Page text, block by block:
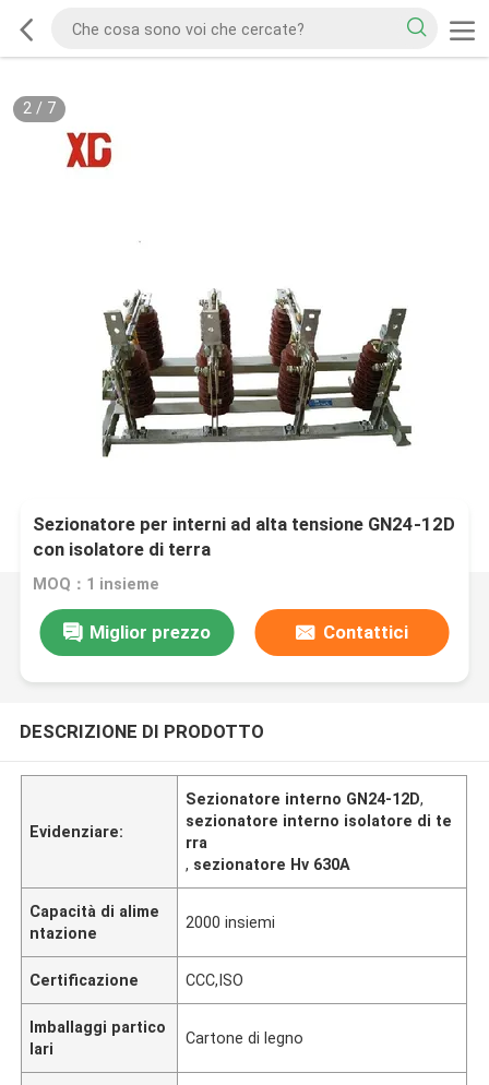
2/ 7
Sezionatore per interni ad alta tensione GN24-12D
con isolatore di terra
MOQ：1 insieme
Miglior prezzo Contattici
DESCRIZIONE DI PRODOTTO
Evidenziare:
Sezionatore interno GN24-12D,
sezionatore interno isolatore di te
rra
, sezionatore Hv 630A
Capacità di alime
ntazione
2000 insiemi
Certificazione CCC,ISO
Imballaggi partico
lari
Cartone di legno